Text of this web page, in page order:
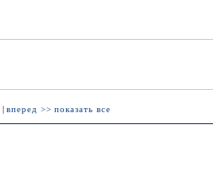
| вперед >> показать все